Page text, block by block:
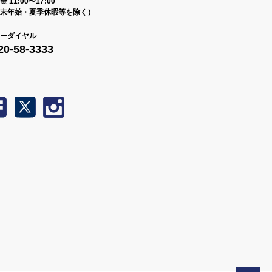
末年始・夏季休暇等を除く）
ダイヤル
58-3333